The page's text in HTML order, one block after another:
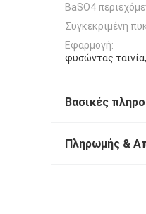
BaSO4
Συγκεκριμένη
Εφαρμογή:
φυσώντας
Βασικές
Πληρωμής &